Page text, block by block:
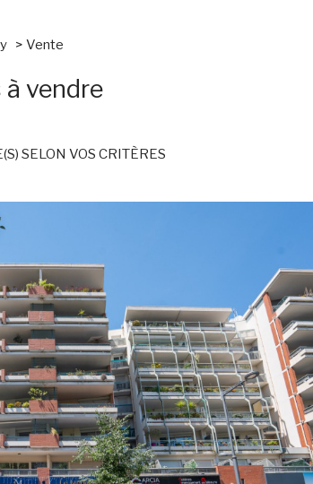
vente
à vendre
SELON VOS CRITÈRES
voir le
bien